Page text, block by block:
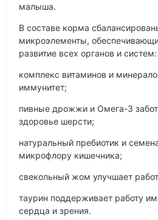
малыша.
В составе корма
микроэлементы,
развитие всех органов и систем:
комплекс витаминов и
иммунитет;
пивные дрожжи и Омега-3
здоровье шерсти;
натуральный пребиотик и
микрофлору кишечника;
свекольный жом улучшает
таурин поддерживает работу
сердца и зрения.